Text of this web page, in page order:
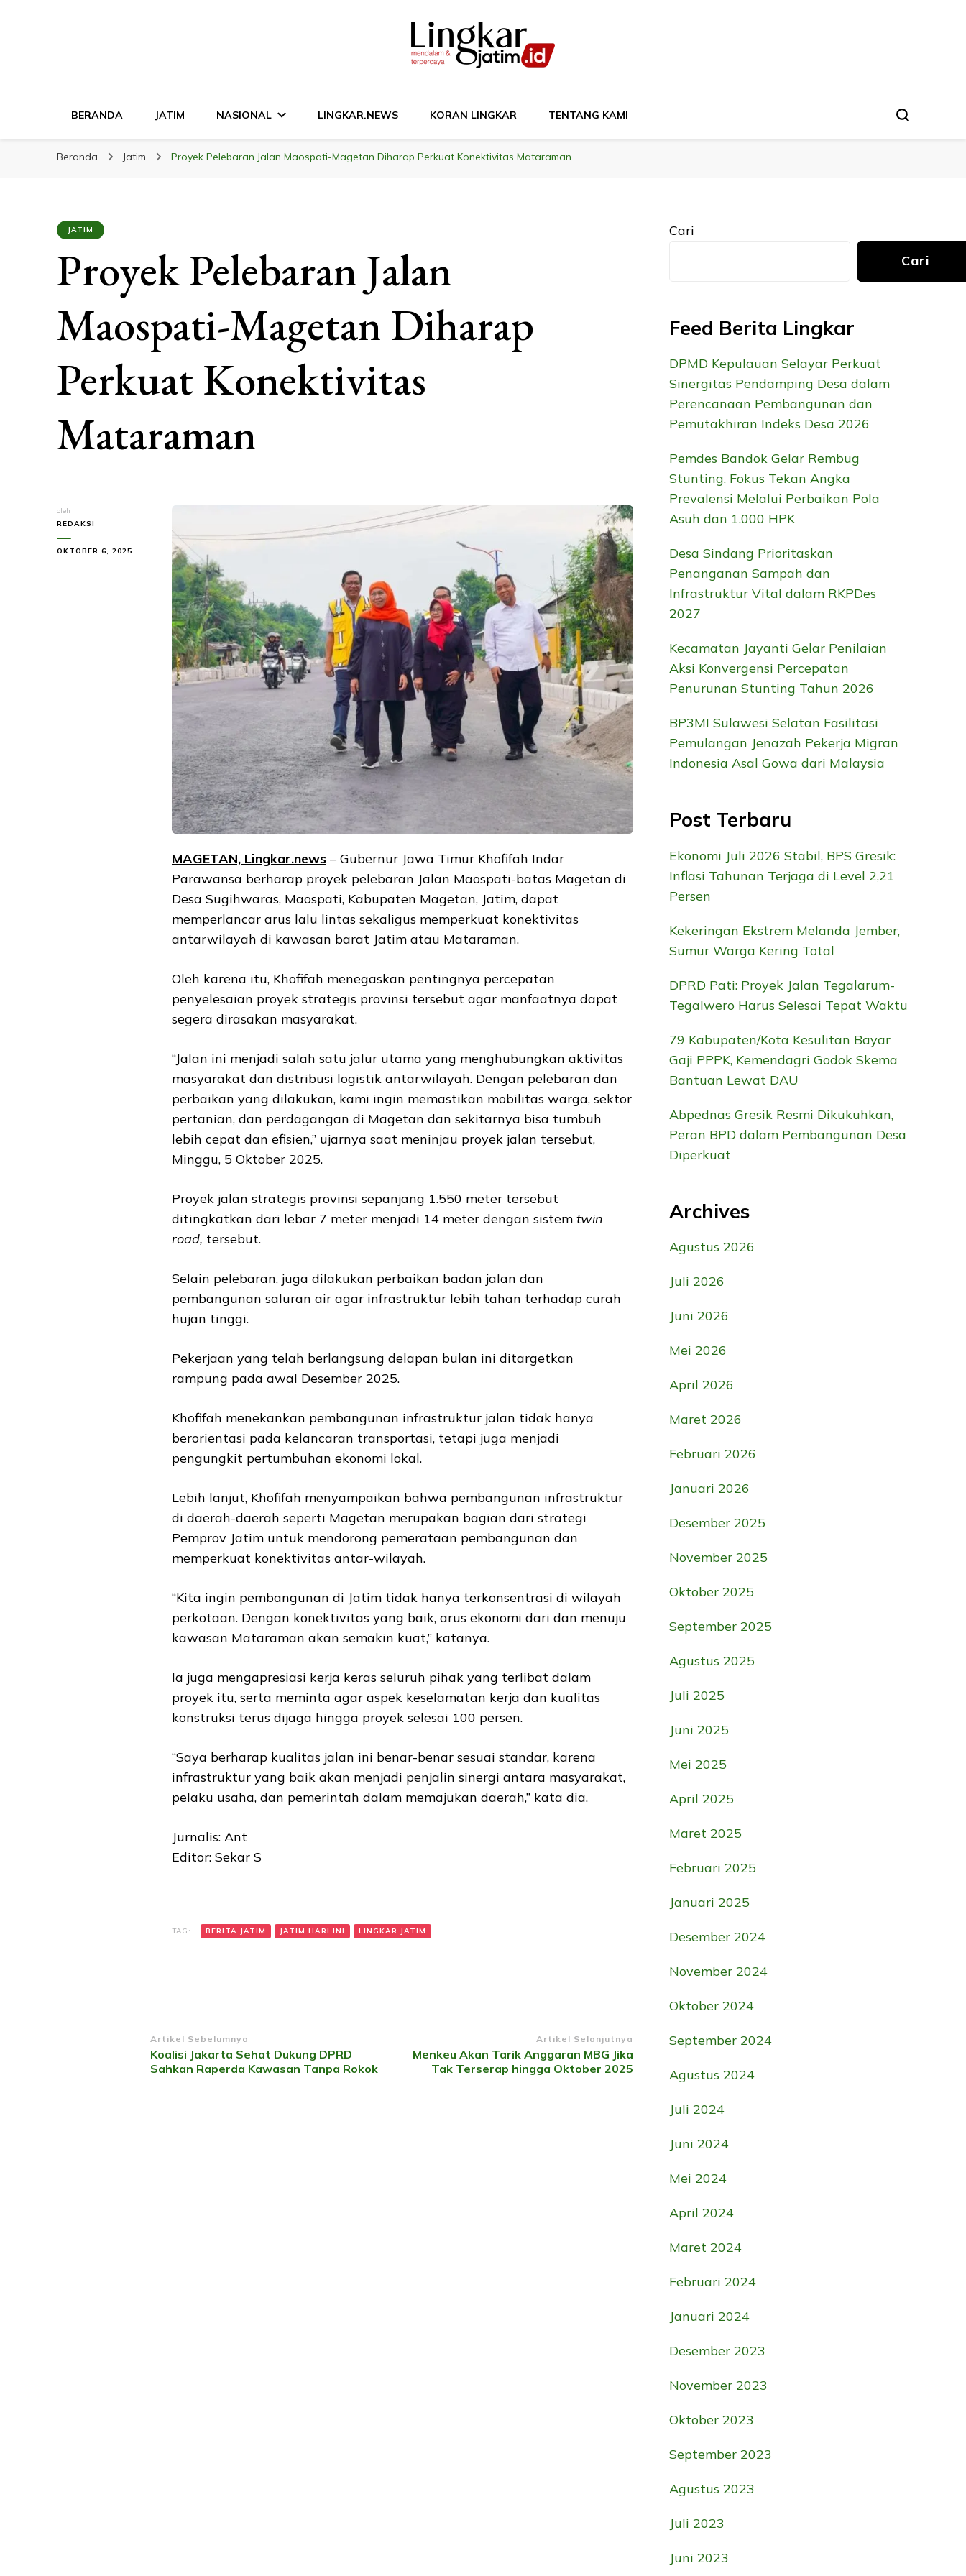
BERANDA JATIM NASIONAL LINGKAR.NEWS KORAN LINGKAR TENTANG KAMI
Beranda Jatim Proyek Pelebaran Jalan Maospati-Magetan Diharap Perkuat Konektivitas Mataraman
JATIM
Proyek Pelebaran Jalan
Maospati-Magetan Diharap
Perkuat Konektivitas
Mataraman
oleh
REDAKSI
OKTOBER 6, 2025
MAGETAN, Lingkar.news – Gubernur Jawa Timur Khofifah Indar
Parawansa berharap proyek pelebaran Jalan Maospati-batas Magetan di
Desa Sugihwaras, Maospati, Kabupaten Magetan, Jatim, dapat
memperlancar arus lalu lintas sekaligus memperkuat konektivitas
antarwilayah di kawasan barat Jatim atau Mataraman.
Oleh karena itu, Khofifah menegaskan pentingnya percepatan
penyelesaian proyek strategis provinsi tersebut agar manfaatnya dapat
segera dirasakan masyarakat.
“Jalan ini menjadi salah satu jalur utama yang menghubungkan aktivitas
masyarakat dan distribusi logistik antarwilayah. Dengan pelebaran dan
perbaikan yang dilakukan, kami ingin memastikan mobilitas warga, sektor
pertanian, dan perdagangan di Magetan dan sekitarnya bisa tumbuh
lebih cepat dan efisien,” ujarnya saat meninjau proyek jalan tersebut,
Minggu, 5 Oktober 2025.
Proyek jalan strategis provinsi sepanjang 1.550 meter tersebut
ditingkatkan dari lebar 7 meter menjadi 14 meter dengan sistem twin
road, tersebut.
Selain pelebaran, juga dilakukan perbaikan badan jalan dan
pembangunan saluran air agar infrastruktur lebih tahan terhadap curah
hujan tinggi.
Pekerjaan yang telah berlangsung delapan bulan ini ditargetkan
rampung pada awal Desember 2025.
Khofifah menekankan pembangunan infrastruktur jalan tidak hanya
berorientasi pada kelancaran transportasi, tetapi juga menjadi
pengungkit pertumbuhan ekonomi lokal.
Lebih lanjut, Khofifah menyampaikan bahwa pembangunan infrastruktur
di daerah-daerah seperti Magetan merupakan bagian dari strategi
Pemprov Jatim untuk mendorong pemerataan pembangunan dan
memperkuat konektivitas antar-wilayah.
“Kita ingin pembangunan di Jatim tidak hanya terkonsentrasi di wilayah
perkotaan. Dengan konektivitas yang baik, arus ekonomi dari dan menuju
kawasan Mataraman akan semakin kuat,” katanya.
Ia juga mengapresiasi kerja keras seluruh pihak yang terlibat dalam
proyek itu, serta meminta agar aspek keselamatan kerja dan kualitas
konstruksi terus dijaga hingga proyek selesai 100 persen.
“Saya berharap kualitas jalan ini benar-benar sesuai standar, karena
infrastruktur yang baik akan menjadi penjalin sinergi antara masyarakat,
pelaku usaha, dan pemerintah dalam memajukan daerah,” kata dia.
Jurnalis: Ant
Editor: Sekar S
TAG: BERITA JATIM JATIM HARI INI LINGKAR JATIM
Navigasi
Artikel
Artikel Sebelumnya
Koalisi Jakarta Sehat Dukung DPRD
Sahkan Raperda Kawasan Tanpa Rokok
Artikel Selanjutnya
Menkeu Akan Tarik Anggaran MBG Jika
Tak Terserap hingga Oktober 2025
Cari
Cari
Feed Berita Lingkar
DPMD Kepulauan Selayar Perkuat
Sinergitas Pendamping Desa dalam
Perencanaan Pembangunan dan
Pemutakhiran Indeks Desa 2026
Pemdes Bandok Gelar Rembug
Stunting, Fokus Tekan Angka
Prevalensi Melalui Perbaikan Pola
Asuh dan 1.000 HPK
Desa Sindang Prioritaskan
Penanganan Sampah dan
Infrastruktur Vital dalam RKPDes
2027
Kecamatan Jayanti Gelar Penilaian
Aksi Konvergensi Percepatan
Penurunan Stunting Tahun 2026
BP3MI Sulawesi Selatan Fasilitasi
Pemulangan Jenazah Pekerja Migran
Indonesia Asal Gowa dari Malaysia
Post Terbaru
Ekonomi Juli 2026 Stabil, BPS Gresik:
Inflasi Tahunan Terjaga di Level 2,21
Persen
Kekeringan Ekstrem Melanda Jember,
Sumur Warga Kering Total
DPRD Pati: Proyek Jalan Tegalarum-
Tegalwero Harus Selesai Tepat Waktu
79 Kabupaten/Kota Kesulitan Bayar
Gaji PPPK, Kemendagri Godok Skema
Bantuan Lewat DAU
Abpednas Gresik Resmi Dikukuhkan,
Peran BPD dalam Pembangunan Desa
Diperkuat
Archives
Agustus 2026
Juli 2026
Juni 2026
Mei 2026
April 2026
Maret 2026
Februari 2026
Januari 2026
Desember 2025
November 2025
Oktober 2025
September 2025
Agustus 2025
Juli 2025
Juni 2025
Mei 2025
April 2025
Maret 2025
Februari 2025
Januari 2025
Desember 2024
November 2024
Oktober 2024
September 2024
Agustus 2024
Juli 2024
Juni 2024
Mei 2024
April 2024
Maret 2024
Februari 2024
Januari 2024
Desember 2023
November 2023
Oktober 2023
September 2023
Agustus 2023
Juli 2023
Juni 2023